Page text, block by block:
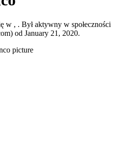
w , . Był aktywny w społeczności
od January 21, 2020.